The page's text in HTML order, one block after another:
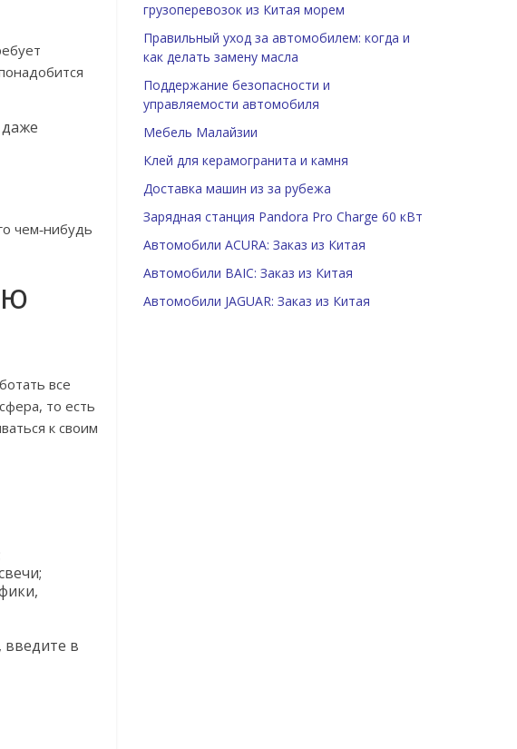
чем‑нибудь
все
то есть
к своим
в
грузоперевозок из Китая морем
Правильный уход за автомобилем: когда и
как делать замену масла
Поддержание безопасности и
управляемости автомобиля
Мебель Малайзии
Клей для керамогранита и камня
Доставка машин из за рубежа
Зарядная станция Pandora Pro Charge 60 кВт
Автомобили ACURA: Заказ из Китая
Автомобили BAIC: Заказ из Китая
Автомобили JAGUAR: Заказ из Китая